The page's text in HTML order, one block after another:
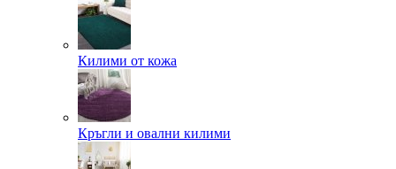
Килими от кожа
Кръгли и овални килими